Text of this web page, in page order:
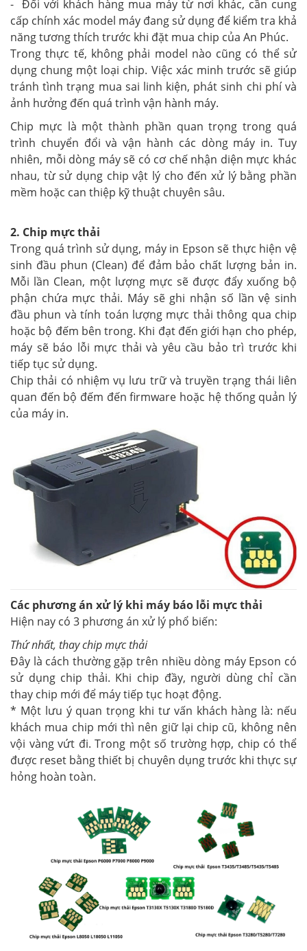
- Đối với khách hàng mua máy từ nơi khác, cần cung
cấp chính xác model máy đang sử dụng để kiểm tra khả
năng tương thích trước khi đặt mua chip của An Phúc.
Trong thực tế, không phải model nào cũng có thể sử
dụng chung một loại chip. Việc xác minh trước sẽ giúp
tránh tình trạng mua sai linh kiện, phát sinh chi phí và
ảnh hưởng đến quá trình vận hành máy.
Chip mực là một thành phần quan trọng trong quá
trình chuyển đổi và vận hành các dòng máy in. Tuy
nhiên, mỗi dòng máy sẽ có cơ chế nhận diện mực khác
nhau, từ sử dụng chip vật lý cho đến xử lý bằng phần
mềm hoặc can thiệp kỹ thuật chuyên sâu.
2. Chip mực thải
Trong quá trình sử dụng, máy in Epson sẽ thực hiện vệ
sinh đầu phun (Clean) để đảm bảo chất lượng bản in.
Mỗi lần Clean, một lượng mực sẽ được đẩy xuống bộ
phận chứa mực thải. Máy sẽ ghi nhận số lần vệ sinh
đầu phun và tính toán lượng mực thải thông qua chip
hoặc bộ đếm bên trong. Khi đạt đến giới hạn cho phép,
máy sẽ báo lỗi mực thải và yêu cầu bảo trì trước khi
tiếp tục sử dụng.
Chip thải có nhiệm vụ lưu trữ và truyền trạng thái liên
quan đến bộ đếm đến firmware hoặc hệ thống quản lý
của máy in.
Các phương án xử lý khi máy báo lỗi mực thải
Hiện nay có 3 phương án xử lý phổ biến:
Thứ nhất, thay chip mực thải
Đây là cách thường gặp trên nhiều dòng máy Epson có
sử dụng chip thải. Khi chip đầy, người dùng chỉ cần
thay chip mới để máy tiếp tục hoạt động.
* Một lưu ý quan trọng khi tư vấn khách hàng là: nếu
khách mua chip mới thì nên giữ lại chip cũ, không nên
vội vàng vứt đi. Trong một số trường hợp, chip có thể
được reset bằng thiết bị chuyên dụng trước khi thực sự
hỏng hoàn toàn.